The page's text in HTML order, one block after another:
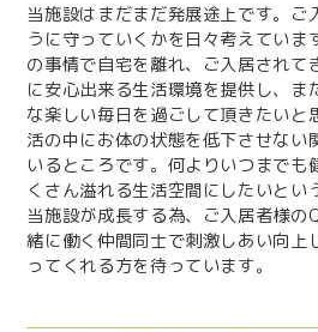
当施設はまだまだ発展途上です。ご
うに守っていくかを日々考えていま
の事情で自宅を離れ、ご入居されて
に安心出来る生活環境を提供し、ま
な楽しい毎日を過ごして頂きたいと
活の中にお体の状態を低下させない
いるところです。何よりいつまでも
くさん溢れる生活空間にしたいとい
当施設が成長する為、ご入居者様の
緒に働く仲間同士で刺激しあい向上
ってくれる方を待っています。